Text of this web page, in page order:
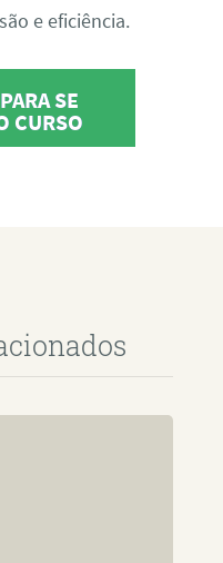
e eficiência.
SE
CURSO